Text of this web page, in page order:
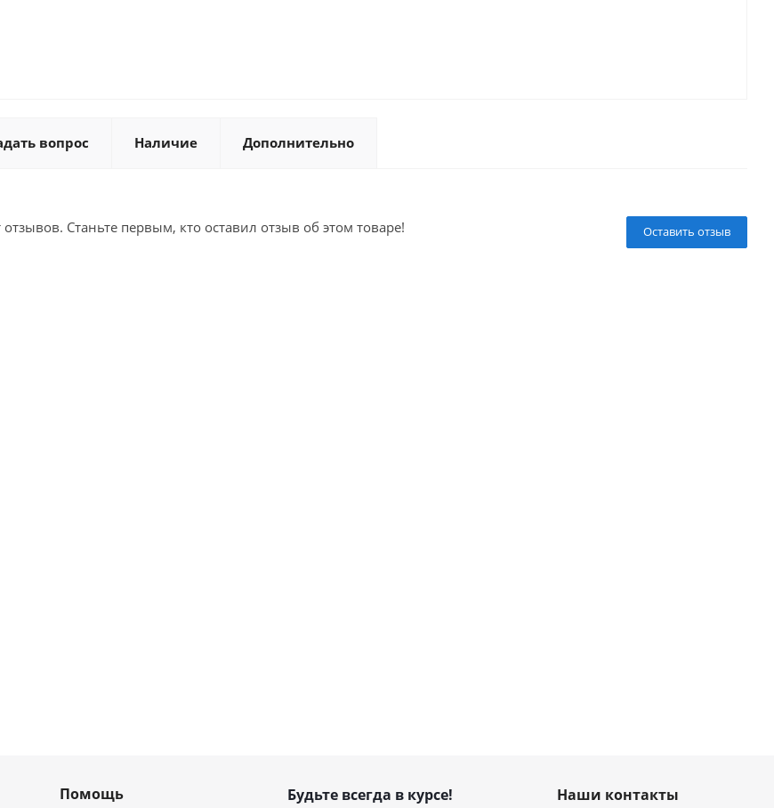
вопрос Наличие Дополнительно
Оставить отзыв
Станьте первым, кто оставил отзыв об этом товаре!
Помощь Будьте всегда в курсе! Наши контакты